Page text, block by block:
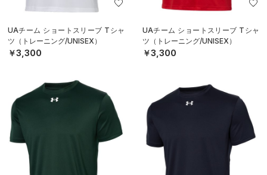
UAチーム ショートスリーブ Tシャ
ツ（トレーニング/UNISEX）
￥3,300
UAチーム ショートスリーブ Tシャ
ツ（トレーニング/UNISEX）
￥3,300